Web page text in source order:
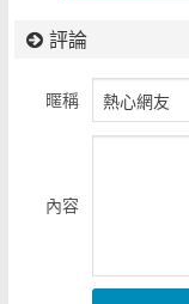
評論
暱稱
內容